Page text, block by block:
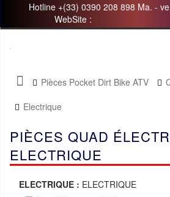
Hotline +(33) 0390 208 898 Ma. -
WebSite :
Pièces Pocket Dirt Bike ATV
Electrique
PIÈCES QUAD
ELECTRIQUE
ELECTRIQUE : ELECTRIQUE